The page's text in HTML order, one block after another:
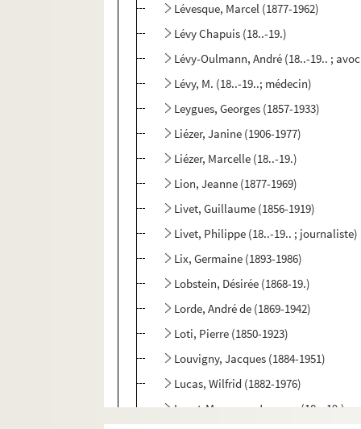
Lévesque, Marcel (1877-1962)
Lévy Chapuis (18..-19.)
Lévy-Oulmann, André (18..-19.. ;
Lévy, M. (18..-19..; médecin)
Leygues, Georges (1857-1933)
Liézer, Janine (1906-1977)
Liézer, Marcelle (18..-19.)
Lion, Jeanne (1877-1969)
Livet, Guillaume (1856-1919)
Livet, Philippe (18..-19.. ; journaliste)
Lix, Germaine (1893-1986)
Lobstein, Désirée (1868-19.)
Lorde, André de (1869-1942)
Loti, Pierre (1850-1923)
Louvigny, Jacques (1884-1951)
Lucas, Wilfrid (1882-1976)
Lucet-Messager, Jacques (18..-19.)